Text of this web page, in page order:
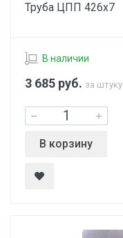
Труба ЦПП 426х7
В наличии
3 685 руб. за штуку
В корзину